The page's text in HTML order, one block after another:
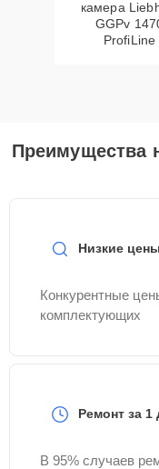
камера
GGPv
ProfiLine
Преимущества
Низкие цены
Конкурентные
комплектующих
Ремонт за 1
В 95% случаев